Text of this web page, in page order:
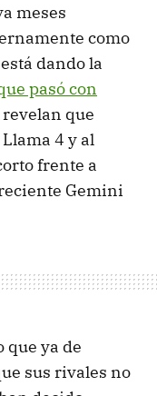
meses
como
dando la
pasó con
que
4 y al
frente a
Gemini
que ya de
sus rivales no